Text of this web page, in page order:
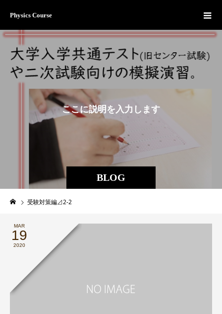
Physics Course
BLOG
ここに説明を入力し ます。
受験対策編⊿2-2
MAR
19
2020